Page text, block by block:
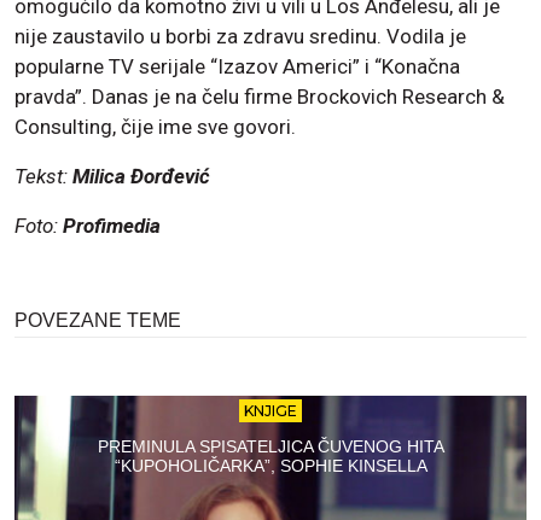
omogućilo da komotno živi u vili u Los Anđelesu, ali je
nije zaustavilo u borbi za zdravu sredinu. Vodila je
popularne TV serijale “Izazov Americi” i “Konačna
pravda”. Danas je na čelu firme Brockovich Research &
Consulting, čije ime sve govori.
Tekst: Milica Đorđević
Foto: Profimedia
POVEZANE TEME
KNJIGE
PREMINULA SPISATELJICA ČUVENOG HITA
“KUPOHOLIČARKA”, SOPHIE KINSELLA